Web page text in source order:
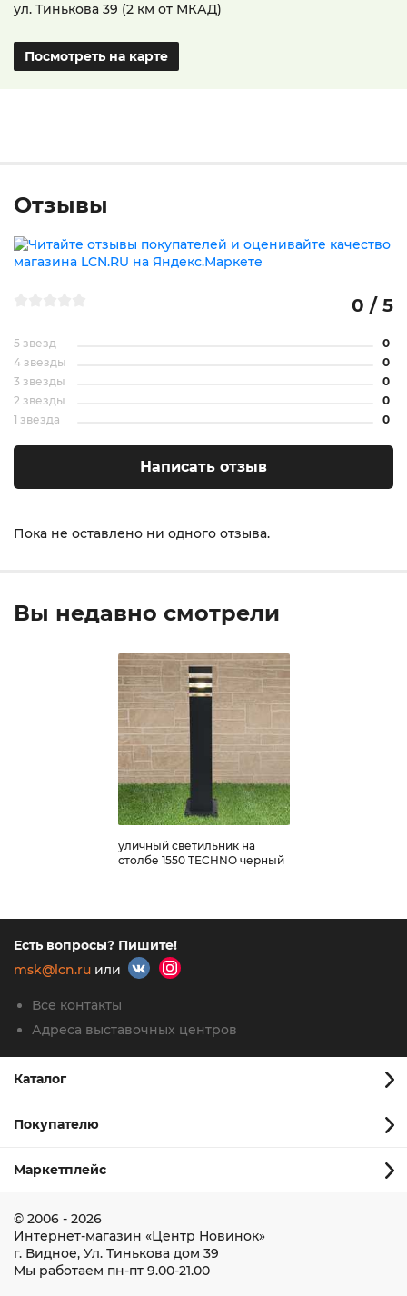
ул. Тинькова 39 (2 км от МКАД)
Посмотреть на карте
Отзывы
Пока не оставлено ни одного отзыва.
0 / 5
5 звезд
0
4 звезды
0
3 звезды
0
2 звезды
0
1 звезда
0
Написать отзыв
Вы недавно смотрели
уличный светильник на
столбе 1550 TECHNO черный
Есть вопросы? Пишите!
msk@lcn.ru или
Все контакты
Адреса выставочных центров
Каталог
Покупателю
Маркетплейс
© 2006 - 2026
Интернет-магазин «Центр Новинок»
г. Видное, Ул. Тинькова дом 39
Мы работаем пн-пт 9.00-21.00